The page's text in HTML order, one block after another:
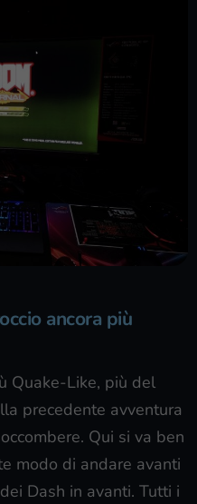
ancora più
Quake-Like, più del
precedente avventura
Qui si va ben
modo di andare avanti
Dash in avanti. Tutti i